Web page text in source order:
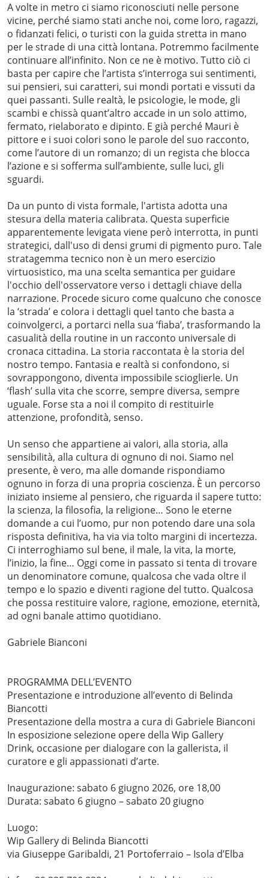
A volte in metro ci siamo riconosciuti nelle persone
vicine, perché siamo stati anche noi, come loro, ragazzi,
o fidanzati felici, o turisti con la guida stretta in mano
per le strade di una città lontana. Potremmo facilmente
continuare all’infinito. Non ce ne è motivo. Tutto ciò ci
basta per capire che l’artista s’interroga sui sentimenti,
sui pensieri, sui caratteri, sui mondi portati e vissuti da
quei passanti. Sulle realtà, le psicologie, le mode, gli
scambi e chissà quant’altro accade in un solo attimo,
fermato, rielaborato e dipinto. E già perché Mauri è
pittore e i suoi colori sono le parole del suo racconto,
come l’autore di un romanzo; di un regista che blocca
l’azione e si sofferma sull’ambiente, sulle luci, gli
sguardi.
Da un punto di vista formale, l'artista adotta una
stesura della materia calibrata. Questa superficie
apparentemente levigata viene però interrotta, in punti
strategici, dall'uso di densi grumi di pigmento puro. Tale
stratagemma tecnico non è un mero esercizio
virtuosistico, ma una scelta semantica per guidare
l'occhio dell'osservatore verso i dettagli chiave della
narrazione. Procede sicuro come qualcuno che conosce
la ‘strada’ e colora i dettagli quel tanto che basta a
coinvolgerci, a portarci nella sua ‘fiaba’, trasformando la
casualità della routine in un racconto universale di
cronaca cittadina. La storia raccontata è la storia del
nostro tempo. Fantasia e realtà si confondono, si
sovrappongono, diventa impossibile scioglierle. Un
‘flash’ sulla vita che scorre, sempre diversa, sempre
uguale. Forse sta a noi il compito di restituirle
attenzione, profondità, senso.
Un senso che appartiene ai valori, alla storia, alla
sensibilità, alla cultura di ognuno di noi. Siamo nel
presente, è vero, ma alle domande rispondiamo
ognuno in forza di una propria coscienza. È un percorso
iniziato insieme al pensiero, che riguarda il sapere tutto:
la scienza, la filosofia, la religione… Sono le eterne
domande a cui l’uomo, pur non potendo dare una sola
risposta definitiva, ha via via tolto margini di incertezza.
Ci interroghiamo sul bene, il male, la vita, la morte,
l’inizio, la fine… Oggi come in passato si tenta di trovare
un denominatore comune, qualcosa che vada oltre il
tempo e lo spazio e diventi ragione del tutto. Qualcosa
che possa restituire valore, ragione, emozione, eternità,
ad ogni banale attimo quotidiano.
Gabriele Bianconi
PROGRAMMA DELL’EVENTO
Presentazione e introduzione all’evento di Belinda
Biancotti
Presentazione della mostra a cura di Gabriele Bianconi
In esposizione selezione opere della Wip Gallery
Drink, occasione per dialogare con la gallerista, il
curatore e gli appassionati d’arte.
Inaugurazione: sabato 6 giugno 2026, ore 18,00
Durata: sabato 6 giugno – sabato 20 giugno
Luogo:
Wip Gallery di Belinda Biancotti
via Giuseppe Garibaldi, 21 Portoferraio – Isola d’Elba